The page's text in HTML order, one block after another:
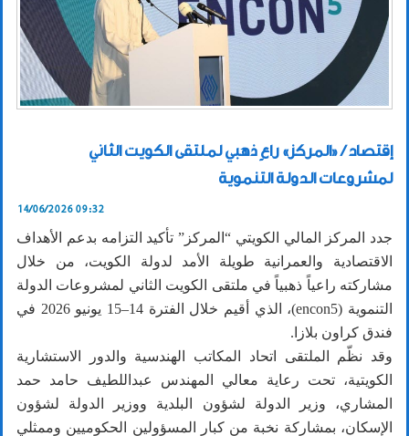
إقتصاد / «المركز» راعٍ ذهبي لملتقى الكويت الثاني
لمشروعات الدولة التنموية
14/06/2026 09:32
جدد المركز المالي الكويتي “المركز” تأكيد التزامه بدعم الأهداف
الاقتصادية والعمرانية طويلة الأمد لدولة الكويت، من خلال
مشاركته راعياً ذهبياً في ملتقى الكويت الثاني لمشروعات الدولة
التنموية (encon5)، الذي أقيم خلال الفترة 14–15 يونيو 2026 في
فندق كراون بلازا.
وقد نظّم الملتقى اتحاد المكاتب الهندسية والدور الاستشارية
الكويتية، تحت رعاية معالي المهندس عبداللطيف حامد حمد
المشاري، وزير الدولة لشؤون البلدية ووزير الدولة لشؤون
الإسكان، بمشاركة نخبة من كبار المسؤولين الحكوميين وممثلي